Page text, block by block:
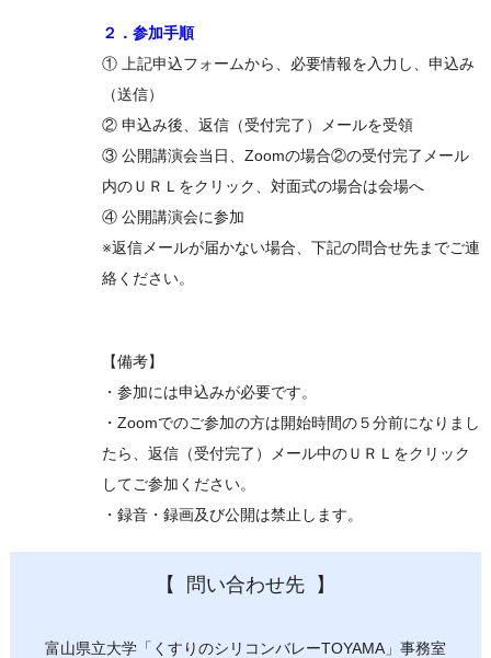
２．参加手順
① 上記申込フォームから、必要情報を入力し、申込み
（送信）
② 申込み後、返信（受付完了）メールを受領
③ 公開講演会当日、Zoomの場合②の受付完了メール
内のＵＲＬをクリック、対面式の場合は会場へ
④ 公開講演会に参加
※返信メールが届かない場合、下記の問合せ先までご連
絡ください。
【備考】
・参加には申込みが必要です。
・Zoomでのご参加の方は開始時間の５分前になりまし
たら、返信（受付完了）メール中のＵＲＬをクリック
してご参加ください。
・録音・録画及び公開は禁止します。
問い合わせ先
富山県立大学「くすりのシリコンバレーTOYAMA」事務室